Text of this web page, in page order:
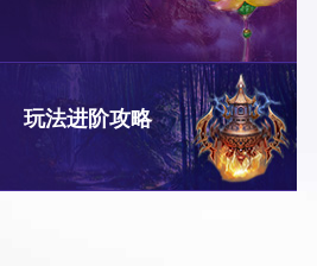
玩法进阶攻略